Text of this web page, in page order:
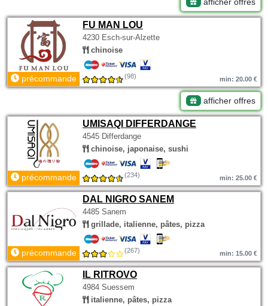
FU MAN LOU
4230 Esch-sur-Alzette
chinoise
précommande (98) min: 20.00 €
afficher offres
UMISAQI DIFFERDANGE
4545 Differdange
chinoise, japonaise, sushi
précommande (234) min: 25.00 €
DAL NIGRO SANEM
4485 Sanem
grillade, italienne, pâtes, pizza
précommande (267) min: 15.00 €
IL RITROVO
4984 Suessem
italienne, pâtes, pizza